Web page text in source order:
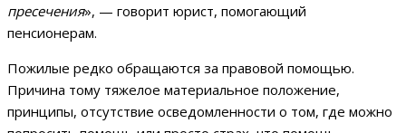
пресечения», — говорит юрист, помогающий
пенсионерам.
Пожилые редко обращаются за правовой помощью.
Причина тому тяжелое материальное положение,
принципы, отсутствие осведомленности о том, где можно